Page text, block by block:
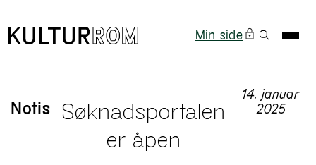
Min side
Notis Søknadsportalen
er åpen
14. januar
2025